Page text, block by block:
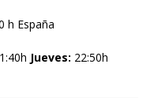
h España
Jueves: 22:50h